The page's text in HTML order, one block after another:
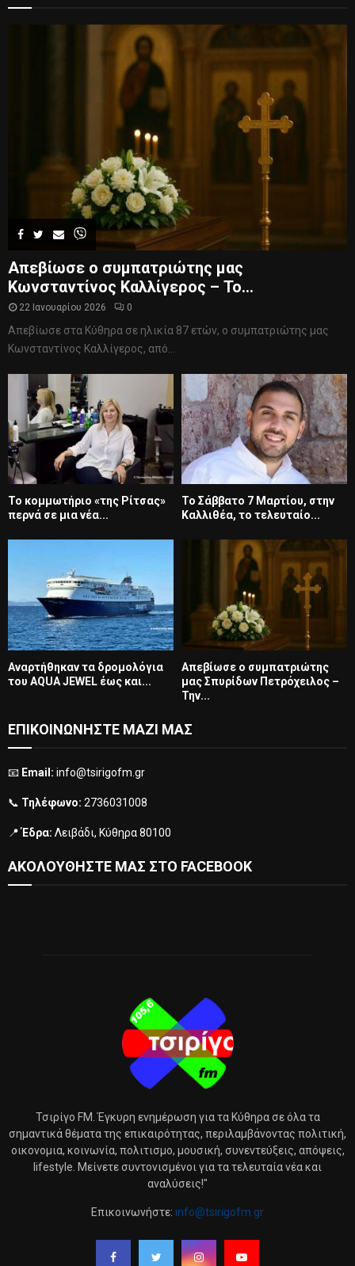
Απεβίωσε ο συμπατριώτης μας
Κωνσταντίνος Καλλίγερος – Το...
22 Ιανουαρίου 2026 0
Απεβίωσε στα Κύθηρα σε ηλικία 87 ετών, ο συμπατριώτης μας
Κωνσταντίνος Καλλίγερος, από...
Το κομμωτήριο «της Ρίτσας»
περνά σε μια νέα...
Το Σάββατο 7 Μαρτίου, στην
Καλλιθέα, το τελευταίο...
Αναρτήθηκαν τα δρομολόγια
του AQUA JEWEL έως και...
Απεβίωσε ο συμπατριώτης
μας Σπυρίδων Πετρόχειλος –
Την...
ΕΠΙΚΟΙΝΩΝΗΣΤΕ ΜΑΖΙ ΜΑΣ
📧 Email: info@tsirigofm.gr
📞 Τηλέφωνο: 2736031008
📍Έδρα: Λειβάδι, Κύθηρα 80100
ΑΚΟΛΟΥΘΗΣΤΕ ΜΑΣ ΣΤΟ FACEBOOK
Τσιρίγο FM. Έγκυρη ενημέρωση για τα Κύθηρα σε όλα τα
σημαντικά θέματα της επικαιρότητας, περιλαμβάνοντας πολιτική,
οικονομια, κοινωνία, πολιτισμο, μουσική, συνεντεύξεις, απόψεις,
lifestyle. Μείνετε συντονισμένοι για τα τελευταία νέα και
αναλύσεις!"
Επικοινωνήστε: info@tsirigofm.gr